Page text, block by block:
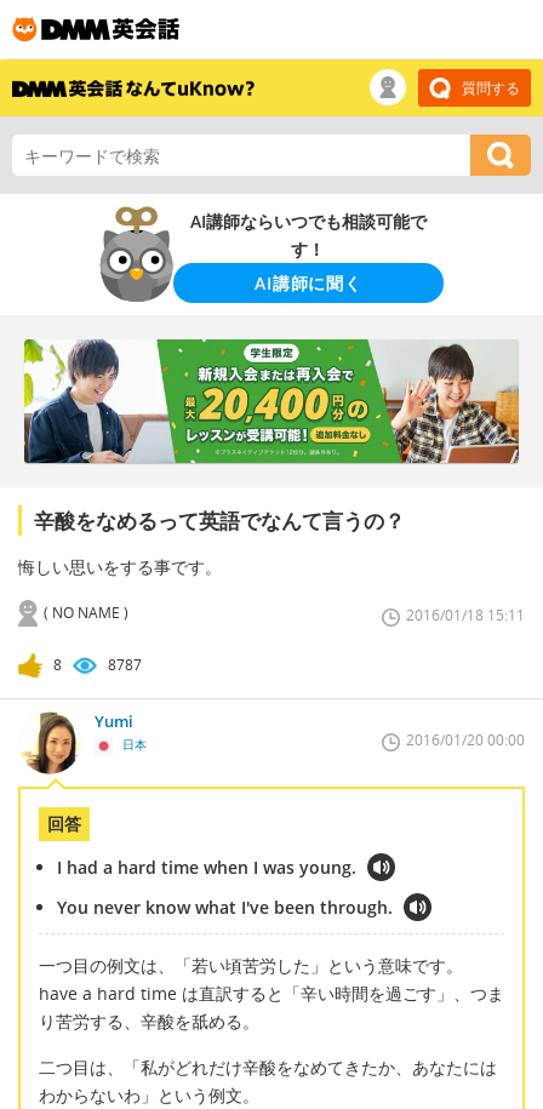
質問する
AI講師ならいつでも相談可能で
す！
AI講師に聞く
辛酸をなめるって英語でなんて言うの？
悔しい思いをする事です。
( NO NAME ) 2016/01/18 15:11
8 8787
Yumi
日本 2016/01/20 00:00
回答
I had a hard time when I was young.
You never know what I've been through.
一つ目の例文は、「若い頃苦労した」という意味です。
have a hard time は直訳すると「辛い時間を過ごす」、つま
り苦労する、辛酸を舐める。
二つ目は、「私がどれだけ辛酸をなめてきたか、あなたには
わからないわ」という例文。